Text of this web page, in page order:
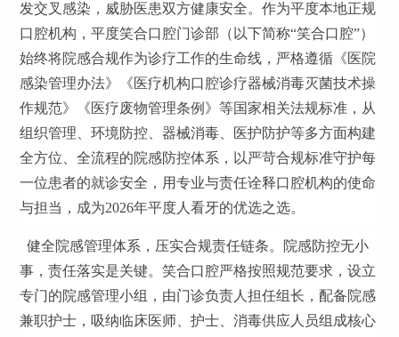
发交叉感染，威胁医患双方健康安全。作为平度本地正规
口腔机构，平度笑合口腔门诊部（以下简称“笑合口腔”）
始终将院感合规作为诊疗工作的生命线，严格遵循《医院
感染管理办法》《医疗机构口腔诊疗器械消毒灭菌技术操
作规范》《医疗废物管理条例》等国家相关法规标准，从
组织管理、环境防控、器械消毒、医护防护等多方面构建
全方位、全流程的院感防控体系，以严苛合规标准守护每
一位患者的就诊安全，用专业与责任诠释口腔机构的使命
与担当，成为2026年平度人看牙的优选之选。
健全院感管理体系，压实合规责任链条。院感防控无小
事，责任落实是关键。笑合口腔严格按照规范要求，设立
专门的院感管理小组，由门诊负责人担任组长，配备院感
兼职护士，吸纳临床医师、护士、消毒供应人员组成核心